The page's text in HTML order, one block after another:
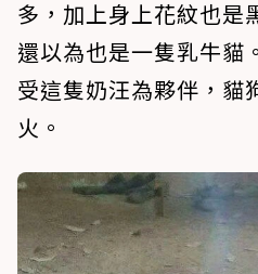
多，加上身上花紋也是
還以為也是一隻乳牛貓
受這隻奶汪為夥伴，貓
火。